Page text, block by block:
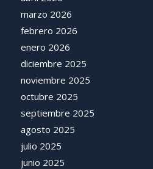
marzo 2026
febrero 2026
enero 2026
diciembre 2025
noviembre 2025
octubre 2025
septiembre 2025
agosto 2025
julio 2025
junio 2025